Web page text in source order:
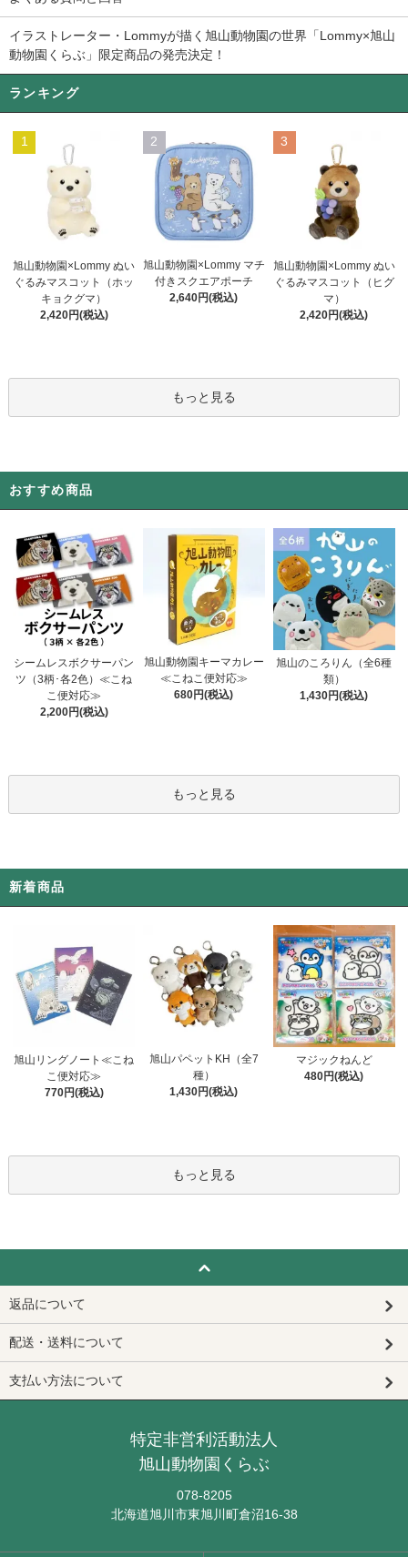
イラストレーター・Lommyが描く旭山動物園の世界「Lommy×旭山
動物園くらぶ」限定商品の発売決定！
ランキング
1
旭山動物園×Lommy ぬい
ぐるみマスコット（ホッ
キョクグマ）
2,420円(税込)
2
旭山動物園×Lommy マチ
付きスクエアポーチ
2,640円(税込)
3
旭山動物園×Lommy ぬい
ぐるみマスコット（ヒグ
マ）
2,420円(税込)
もっと見る
おすすめ商品
シームレスボクサーパン
ツ（3柄･各2色）≪こね
こ便対応≫
2,200円(税込)
旭山動物園キーマカレー
≪こねこ便対応≫
680円(税込)
旭山のころりん（全6種
類）
1,430円(税込)
もっと見る
新着商品
旭山リングノート≪こね
こ便対応≫
770円(税込)
旭山パペットKH（全7
種）
1,430円(税込)
マジックねんど
480円(税込)
もっと見る
返品について
配送・送料について
支払い方法について
特定非営利活動法人
旭山動物園くらぶ
078-8205
北海道旭川市東旭川町倉沼16-38